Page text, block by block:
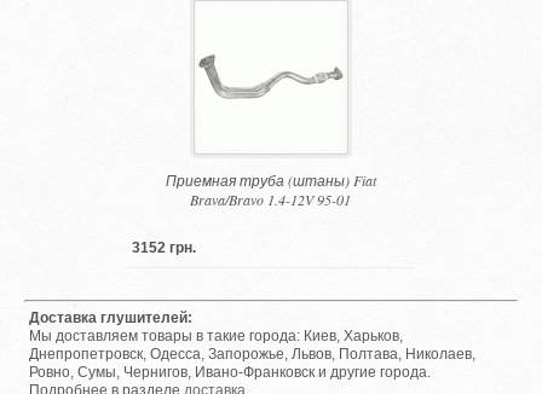
Приемная труба (штаны) Fiat
Brava/Bravo 1.4-12V 95-01
3152 грн.
Доставка глушителей:
Мы доставляем товары в такие города: Киев, Харьков,
Днепропетровск, Одесса, Запорожье, Львов, Полтава, Николаев,
Ровно, Сумы, Чернигов, Ивано-Франковск и другие города.
Подробнее в разделедоставка.